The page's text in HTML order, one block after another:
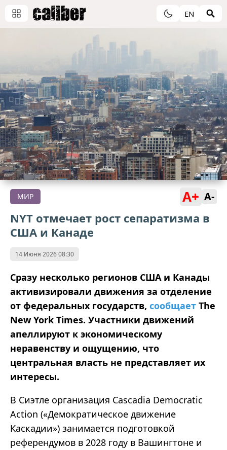
EN
МИР A+ A-
NYT отмечает рост сепаратизма в
США и Канаде
14 Июня 2026 08:30
Сразу несколько регионов США и Канады
активизировали движения за отделение
от федеральных государств, сообщает The
New York Times. Участники движений
апеллируют к экономическому
неравенству и ощущению, что
центральная власть не представляет их
интересы.
В Сиэтле организация Cascadia Democratic
Action («Демократическое движение
Каскадии») занимается подготовкой
референдумов в 2028 году в Вашингтоне и